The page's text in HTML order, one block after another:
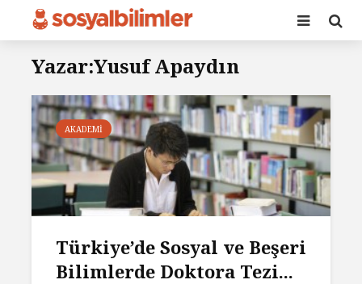
Yazar:Yusuf Apaydın
AKADEMI
Türkiye’de Sosyal ve Beşeri
Bilimlerde Doktora Tezi...